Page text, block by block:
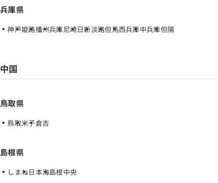
兵庫県
神戸姫路播州兵庫尼崎日新淡路但馬西兵庫中兵庫但陽
中国
鳥取県
鳥取米子倉吉
島根県
しまね日本海島根中央